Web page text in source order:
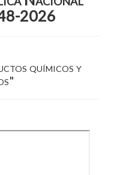
2026
químicos y